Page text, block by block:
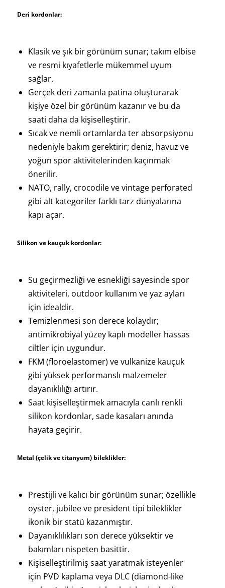
Deri kordonlar:
Klasik ve şık bir görünüm sunar; takım elbise
ve resmi kıyafetlerle mükemmel uyum
sağlar.
Gerçek deri zamanla patina oluşturarak
kişiye özel bir görünüm kazanır ve bu da
saati daha da kişiselleştirir.
Sıcak ve nemli ortamlarda ter absorpsiyonu
nedeniyle bakım gerektirir; deniz, havuz ve
yoğun spor aktivitelerinden kaçınmak
önerilir.
NATO, rally, crocodile ve vintage perforated
gibi alt kategoriler farklı tarz dünyalarına
kapı açar.
Silikon ve kauçuk kordonlar:
Su geçirmezliği ve esnekliği sayesinde spor
aktiviteleri, outdoor kullanım ve yaz ayları
için idealdir.
Temizlenmesi son derece kolaydır;
antimikrobiyal yüzey kaplı modeller hassas
ciltler için uygundur.
FKM (floroelastomer) ve vulkanize kauçuk
gibi yüksek performanslı malzemeler
dayanıklılığı artırır.
Saat kişiselleştirmek amacıyla canlı renkli
silikon kordonlar, sade kasaları anında
hayata geçirir.
Metal (çelik ve titanyum) bileklikler:
Prestijli ve kalıcı bir görünüm sunar; özellikle
oyster, jubilee ve president tipi bileklikler
ikonik bir statü kazanmıştır.
Dayanıklılıkları son derece yüksektir ve
bakımları nispeten basittir.
Kişiselleştirilmiş saat yaratmak isteyenler
için PVD kaplama veya DLC (diamond-like